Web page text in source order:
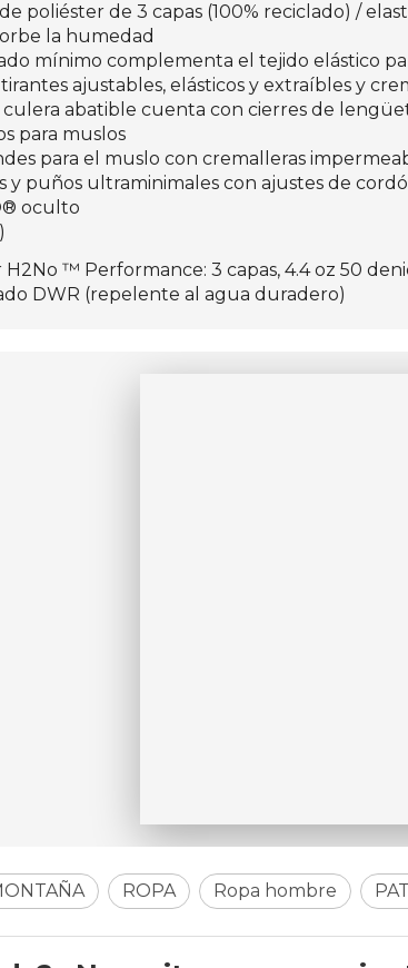
poliéster de 3 capas (100% reciclado) /
la humedad
mínimo complementa el tejido elástico
ajustables, elásticos y extraíbles y
abatible cuenta con cierres de
para muslos
para el muslo con cremalleras
y puños ultraminimales con ajustes de
oculto
H2No ™ Performance: 3 capas, 4.4 oz 50
DWR (repelente al agua duradero)
ROPA Ropa hombre